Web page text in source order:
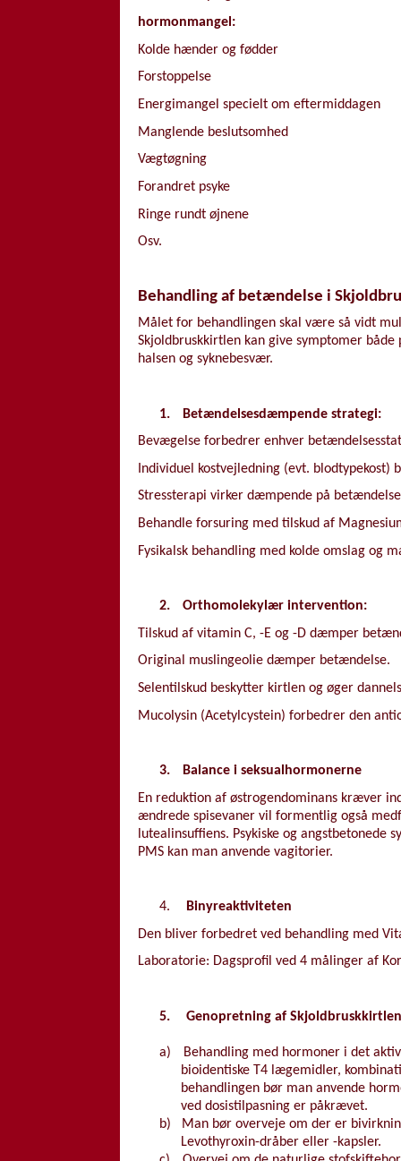
hormonmangel:
Kolde hænder og fødder
Forstoppelse
Energimangel specielt om eftermiddagen
Manglende beslutsomhed
Vægtøgning
Forandret psyke
Ringe rundt øjnene
Osv.
Behandling af betændelse i
Målet for behandlingen skal være så vidt
Skjoldbruskkirtlen kan give symptomer
halsen og syknebesvær.
1.
Betændelsesdæmpende strategi:
Bevægelse forbedrer enhver
Individuel kostvejledning (evt.
Stressterapi virker dæmpende på
Behandle forsuring med tilskud af
Fysikalsk behandling med kolde omslag og
2.
Orthomolekylær intervention:
Tilskud af vitamin C, -E og -D dæmper
Original muslingeolie dæmper betændelse.
Selentilskud beskytter kirtlen og øger
Mucolysin (Acetylcystein) forbedrer den
3.
Balance i seksualhormonerne
En reduktion af østrogendominans kræver
ændrede spisevaner vil formentlig også
lutealinsuffiens. Psykiske og
PMS kan man anvende vagitorier.
4.
Binyreaktiviteten
Den bliver forbedret ved behandling med
Laboratorie: Dagsprofil ved 4 målinger af
5. Genopretning af
a)
Behandling med hormoner i det
bioidentiske T4 lægemidler,
behandlingen bør man anvende
ved dosistilpasning er påkrævet.
b)
Man bør overveje om der er
Levothyroxin-dråber eller -kapsler.